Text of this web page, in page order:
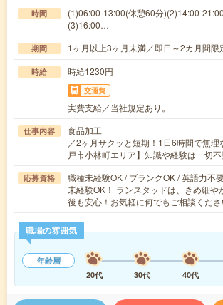
時間
(1)06:00-13:00(休憩60分)(2)14:00-
(3)16:00…
期間 1ヶ月以上3ヶ月未満／即日～2カ月間限
時給 時給1230円
交通費
実費支給／当社規定あり。
仕事内容
食品加工
／2ヶ月サクッと短期！1日6時間で無
戸市小林町エリア】知識や経験は一切
応募資格
職種未経験OK / ブランクOK / 英語力不
未経験OK！ ランスタッドは、きめ細や
後も安心！お気軽に何でもご相談くださ
職場の雰囲気
年齢層
20代
30代 40代